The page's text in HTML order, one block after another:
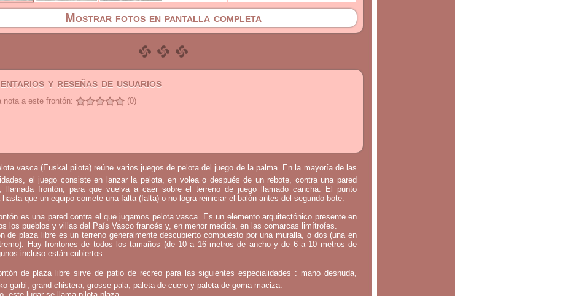
Mostrar fotos en pantalla completa
y reseñas de usuarios
nota a este frontón: (0)
vasca (Euskal pilota) reúne varios juegos de pelota del juego de la palma. En la mayoría de las
el juego consiste en lanzar la pelota, en volea o después de un rebote, contra una pared
llamada frontón, para que vuelva a caer sobre el terreno de juego llamado cancha. El punto
hasta que un equipo comete una falta (falta) o no logra reiniciar el balón antes del segundo bote.
es una pared contra el que jugamos pelota vasca. Es un elemento arquitectónico presente en
los pueblos y villas del País Vasco francés y, en menor medida, en las comarcas limítrofes.
de plaza libre es un terreno generalmente descubierto compuesto por una muralla, o dos (una en
Hay frontones de todos los tamaños (de 10 a 16 metros de ancho y de 6 a 10 metros de
incluso están cubiertos.
de plaza libre sirve de patio de recreo para las siguientes especialidades : mano desnuda,
garbi, grand chistera, grosse pala, paleta de cuero y paleta de goma maciza.